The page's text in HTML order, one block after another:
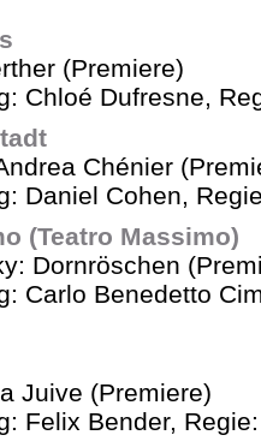
(Premiere)
Chloé Dufresne,
Chénier
Daniel Cohen,
(Teatro Massimo)
Dornröschen
Carlo Benedetto
Juive (Premiere)
Felix Bender,